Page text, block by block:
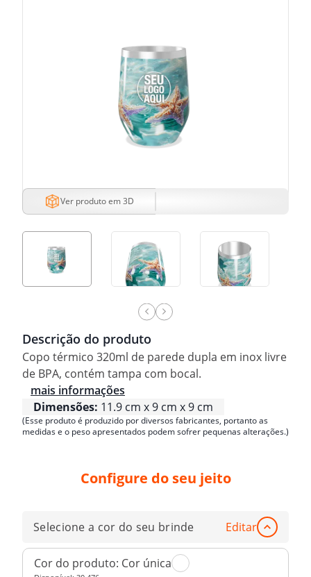
Ver produto em 3D
Descrição do produto
Copo térmico 320ml de parede dupla em inox livre
de BPA, contém tampa com bocal.
mais informações
Dimensões: 11.9 cm x 9 cm x 9 cm
(Esse produto é produzido por diversos fabricantes, portanto as
medidas e o peso apresentados podem sofrer pequenas alterações.)
Configure do seu jeito
Selecione a cor do seu brinde Editar
Cor do produto: Cor única